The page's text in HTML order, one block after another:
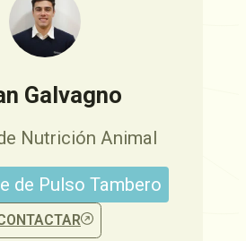
Galvagno
Nutrición Animal
de Pulso Tambero